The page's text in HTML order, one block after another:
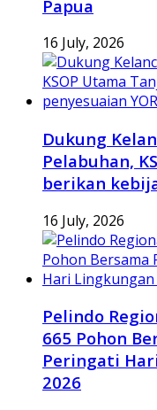
Papua
16 July, 2026
Dukung
Pelabuhan,
berikan
16 July, 2026
Pelindo
665 Pohon
Peringati
2026